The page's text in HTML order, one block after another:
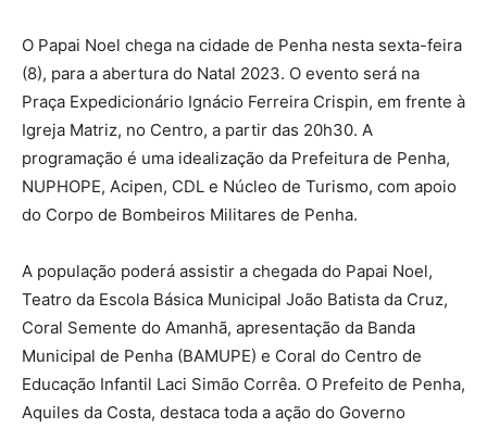
O Papai Noel chega na cidade de Penha nesta sexta-feira
(8), para a abertura do Natal 2023. O evento será na
Praça Expedicionário Ignácio Ferreira Crispin, em frente à
Igreja Matriz, no Centro, a partir das 20h30. A
programação é uma idealização da Prefeitura de Penha,
NUPHOPE, Acipen, CDL e Núcleo de Turismo, com apoio
do Corpo de Bombeiros Militares de Penha.
A população poderá assistir a chegada do Papai Noel,
Teatro da Escola Básica Municipal João Batista da Cruz,
Coral Semente do Amanhã, apresentação da Banda
Municipal de Penha (BAMUPE) e Coral do Centro de
Educação Infantil Laci Simão Corrêa. O Prefeito de Penha,
Aquiles da Costa, destaca toda a ação do Governo